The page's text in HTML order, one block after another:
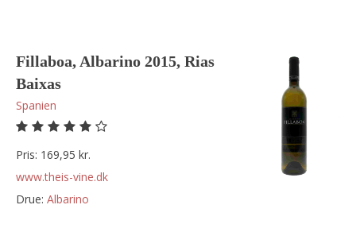
Fillaboa, Albarino 2015, Rias
Baixas
Spanien
Pris: 169,95 kr.
www.theis-vine.dk
Drue:
albarino